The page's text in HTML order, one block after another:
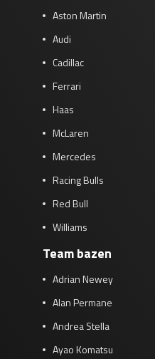
Aston Martin
Audi
Cadillac
Ferrari
Haas
McLaren
Mercedes
Racing Bulls
Red Bull
Williams
Team bazen
Adrian Newey
Alan Permane
Andrea Stella
Ayao Komatsu